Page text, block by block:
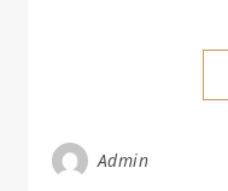
Admin